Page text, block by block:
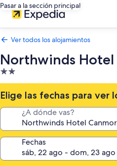
Pasar a la sección principal
Ver todos los alojamientos
Northwinds Hotel
Alojamiento
de
2.0 estrellas
Elige las fechas para ver
¿A dónde vas?
Fechas